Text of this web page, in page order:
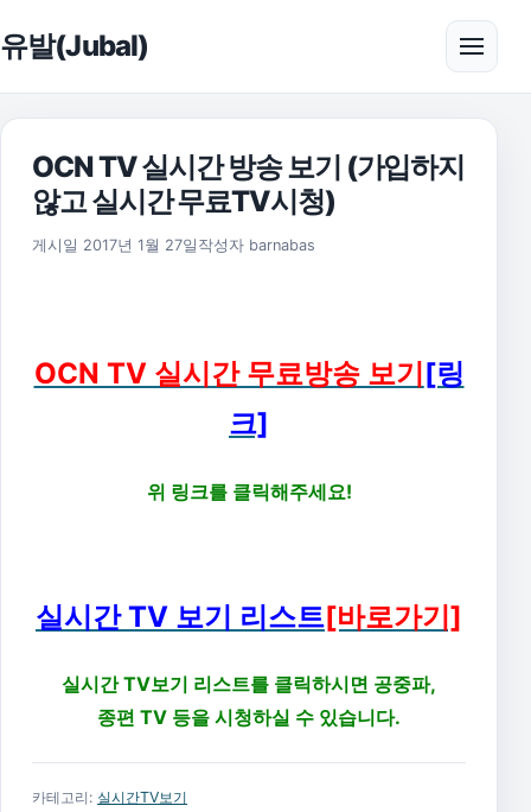
유발(Jubal) 메뉴
OCN TV 실시간 방송 보기 (가입하지
않고 실시간 무료TV시청)
게시일 2017년 1월 27일 2018년 9월 26일
작성자 barnabas
OCN TV 실시간 무료방송 보기 [링
크]
위 링크를 클릭해주세요!
실시간 TV 보기 리스트[바로가기]
실시간 TV보기 리스트를 클릭하시면 공중파,
종편 TV 등을 시청하실 수 있습니다.
카테고리: 실시간TV보기